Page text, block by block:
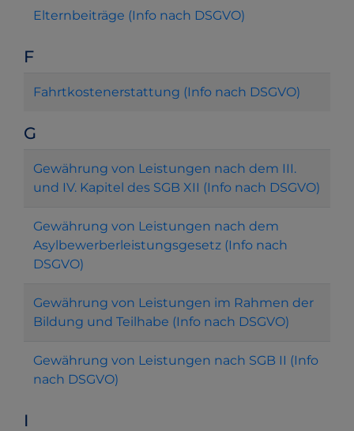
Elternbeiträge (Info nach DSGVO)
F
Fahrtkostenerstattung (Info nach DSGVO)
G
Gewährung von Leistungen nach dem III.
und IV. Kapitel des SGB XII (Info nach DSGVO)
Gewährung von Leistungen nach dem
Asylbewerberleistungsgesetz (Info nach
DSGVO)
Gewährung von Leistungen im Rahmen der
Bildung und Teilhabe (Info nach DSGVO)
Gewährung von Leistungen nach SGB II (Info
nach DSGVO)
I